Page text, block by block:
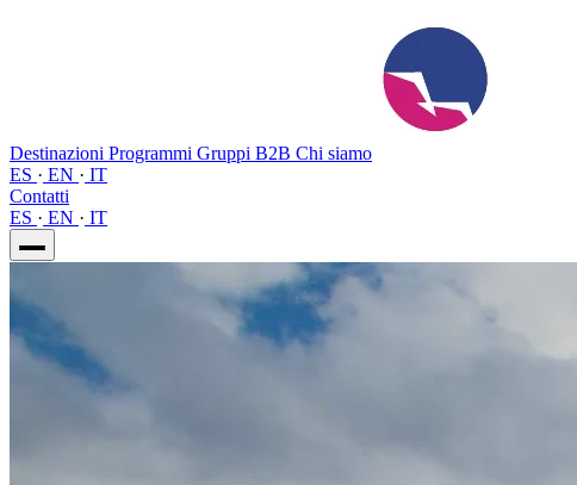
Destinazioni Programmi Gruppi B2B Chi siamo
ES · EN · IT
Contatti
ES · EN · IT